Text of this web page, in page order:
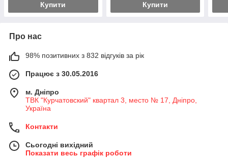
Купити Купити
Про нас
98% позитивних з 832 відгуків за рік
Працює з 30.05.2016
м. Дніпро
ТВК "Курчатовский" квартал 3, место № 17, Дніпро,
Україна
Контакти
Сьогодні вихідний
Показати весь графік роботи